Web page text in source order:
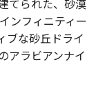
てられた、砂漠
ンフィニティー
ブな砂丘ドライ
アラビアンナイ